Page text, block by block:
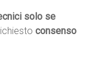
solo se
consenso